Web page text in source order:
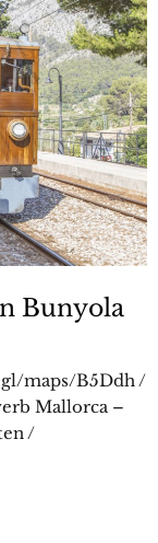
Bunyola
maps/B5Ddh /
Mallorca –
/